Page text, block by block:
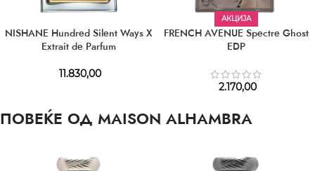
NISHANE Hundred Silent Ways X
Extrait de Parfum
11.830,00
АКЦИЈА
FRENCH AVENUE Spectre Ghost
EDP
2.170,00
ПОВЕЌЕ ОД MAISON ALHAMBRA